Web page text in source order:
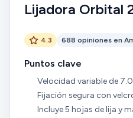
Lijadora Orbital
4.3 688 opiniones en
Puntos clave
Velocidad variable de
Fijación segura con
Incluye 5 hojas de lija y